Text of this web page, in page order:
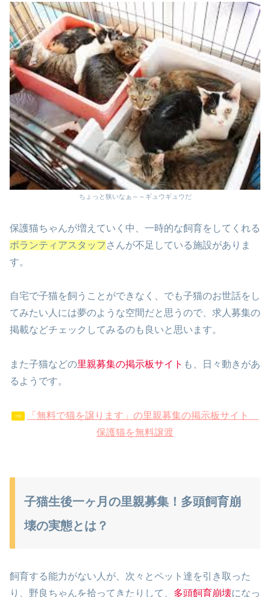
ちょっと狭いなぁ～～ギュウギュウだ
保護猫ちゃんが増えていく中、一時的な飼育をしてくれる
ボランティアスタッフ さんが不足している施設がありま
す。
自宅で子猫を飼うことができなく、でも子猫のお世話をし
てみたい人には夢のような空間だと思うので、求人募集の
掲載などチェックしてみるのも良いと思います。
また子猫などの里親募集の掲示板サイト も、日々動きがあ
るようです。
⇒
「無料で猫を譲ります」の里親募集の掲示板サイト
保護猫を無料譲渡
子猫生後一ヶ月の里親募集！多頭飼育崩
壊の実態とは？
飼育する能力がない人が、次々とペット達を引き取った
り、野良ちゃんを拾ってきたりして、 多頭飼育崩壊になっ